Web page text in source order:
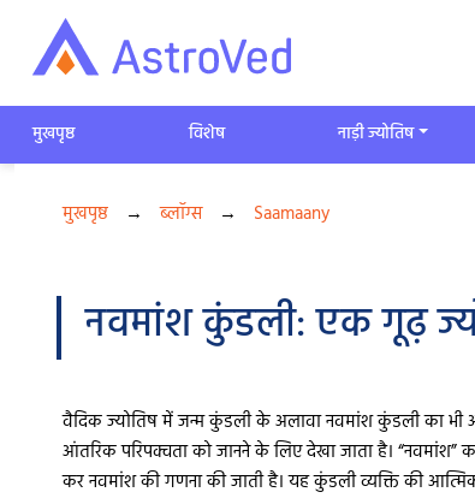
मुखपृष्ठ विशेष ​नाड़ी ज्योतिष
मुखपृष्ठ → ब्लॉग्स → Saamaany
नवमांश कुंडली: एक गूढ़
वैदिक ज्योतिष में जन्म कुंडली के अलावा नवमांश कुंडली का भी
आंतरिक परिपक्वता को जानने के लिए देखा जाता है। “नवमांश”
कर नवमांश की गणना की जाती है। यह कुंडली व्यक्ति की